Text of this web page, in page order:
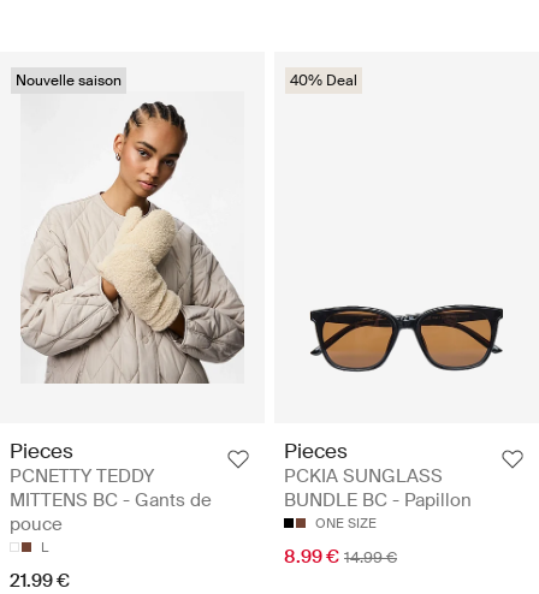
Nouvelle saison
Pieces
PCNETTY TEDDY
MITTENS BC - Gants de
pouce
L
21.99 €
40% Deal
Pieces
PCKIA SUNGLASS
BUNDLE BC - Papillon
ONE SIZE
8.99 € 14.99 €